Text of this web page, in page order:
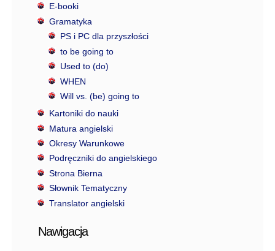
E-booki
Gramatyka
PS i PC dla przyszłości
to be going to
Used to (do)
WHEN
Will vs. (be) going to
Kartoniki do nauki
Matura angielski
Okresy Warunkowe
Podręczniki do angielskiego
Strona Bierna
Słownik Tematyczny
Translator angielski
Nawigacja